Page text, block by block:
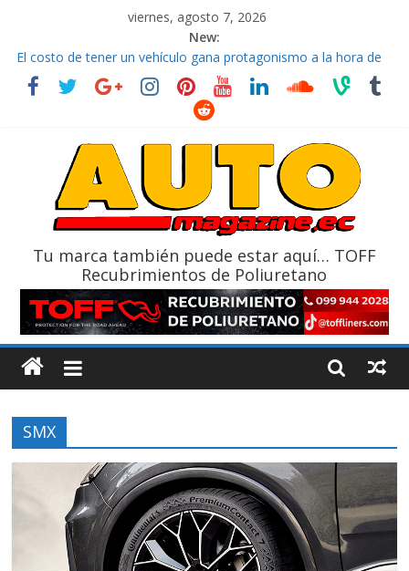
viernes, agosto 7, 2026
New:
El costo de tener un vehículo gana protagonismo a la hora de
decidir
Ultima película ‘Spider‑Man: Brand New Day’ pone en escena a
La Vuelta al Ecuador 2026, edición 47ª, recorre 7 provincias en 8
La FEDAK recibe 12 Sinotruk Bolden para cubrir las rutas de La
Tu marca también puede estar aquí… TOFF
Recubrimientos de Poliuretano
SMX